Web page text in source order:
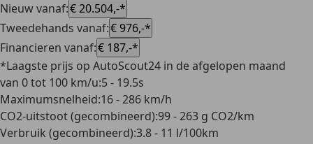
Nieuw vanaf:€ 20.504,-*
Tweedehands vanaf:€ 976,-*
Financieren vanaf:€ 187,-*
*Laagste prijs op AutoScout24 in de afgelopen maand
van 0 tot 100 km/u:5 - 19.5s
Maximumsnelheid:16 - 286 km/h
CO2-uitstoot (gecombineerd):99 - 263 g CO2/km
Verbruik (gecombineerd):3.8 - 11 l/100km